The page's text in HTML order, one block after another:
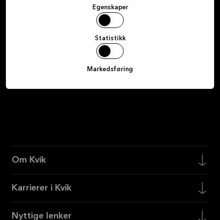
Egenskaper
Statistikk
Markedsføring
Registrer deg
Om Kvik
Karrierer i Kvik
Nyttige lenker